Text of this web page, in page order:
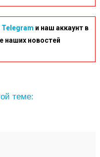
Telegram и наш аккаунт в
наших новостей
теме: